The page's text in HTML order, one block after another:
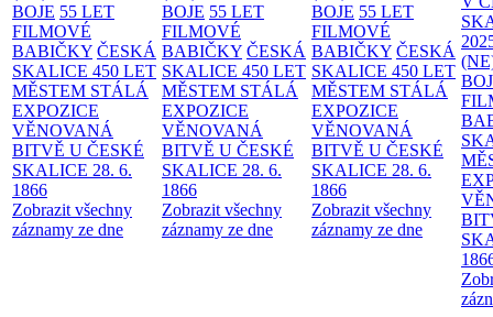
BOJE 55 LET
FILMOVÉ
BABIČKY ČESKÁ
SKALICE 450 LET
MĚSTEM STÁLÁ
EXPOZICE
VĚNOVANÁ
BITVĚ U ČESKÉ
SKALICE 28. 6.
1866
Zobrazit všechny
záznamy ze dne
BOJE 55 LET
FILMOVÉ
BABIČKY ČESKÁ
SKALICE 450 LET
MĚSTEM STÁLÁ
EXPOZICE
VĚNOVANÁ
BITVĚ U ČESKÉ
SKALICE 28. 6.
1866
Zobrazit všechny
záznamy ze dne
BOJE 55 LET
FILMOVÉ
BABIČKY ČESKÁ
SKALICE 450 LET
MĚSTEM STÁLÁ
EXPOZICE
VĚNOVANÁ
BITVĚ U ČESKÉ
SKALICE 28. 6.
1866
Zobrazit všechny
záznamy ze dne